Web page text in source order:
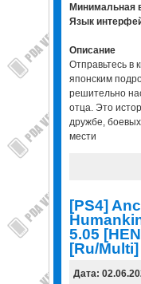
Минимальная
Язык
Описание
Отправьтесь в
японским
решительно
отца. Это
дружбе, боевых
мести
[PS4]
5.05
[Ru/Multi]
Дата: